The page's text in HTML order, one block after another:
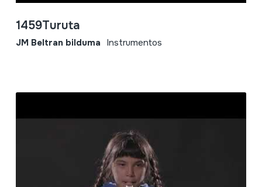
1459Turuta
JM Beltran bilduma Instrumentos